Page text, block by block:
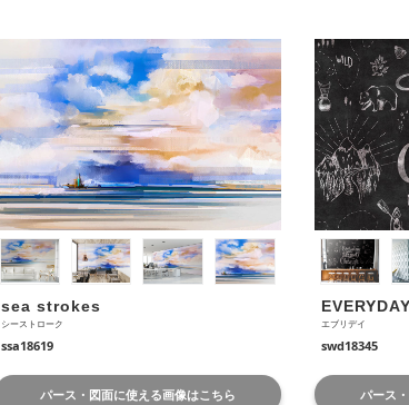
sea strokes
シーストローク
ssa18619
パース・図面に使える画像はこちら
EVERYDAY
エブリデイ
swd18345
パース